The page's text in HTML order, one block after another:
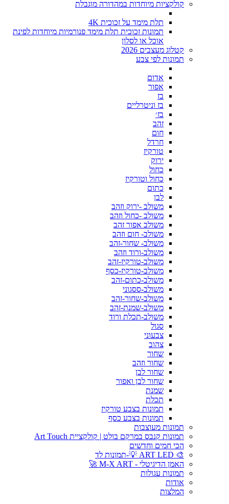
קולקציות מיוחדות במהדורה מוגבלת
תלת מימד על זכוכית 4K
תמונות זכוכית תלת מימד פנורמיות מיוחדות לפינת
אוכל או לסלון
קטלוג מעצבים 2026
תמונות לפי צבע
אדום
אפור
בז
בז וניטרליים
בז׳
זהב
חום
חרדל
טורקיז
ירוק
כחול
כחול וטורקיז
כתום
לבן
משולב -ירוק וזהב
משולב -כחול וזהב
משולב אפור זהב
משולב- חום וזהב
משולב- שחור-זהב
משולב-ורוד וזהב
משולב-טורקיז-זהב
משולב-טורקיז-כסף
משולב-כתום-זהב
משולב-ססגוני
משולב-שחור-זהב
משולב-שמנת-זהב
משולב-תכלת ורוד
סגול
צבעוני
צהוב
שחור
שחור וזהב
שחור לבן
שחור לבן ואפור
שמנת
תכלת
תמונות בצבע טורקיז
תמונות בצבע כסף
תמונות מעוצבות
תמונות קנבס במרקם בולט | קולקציית Art Touch
הכי חמים וחדשים
🎨 ART LED 💡-תמונות לד
האמן הדיגיטלי - M-X ART 🚀
תמונות עגולות
אודות
המלצות